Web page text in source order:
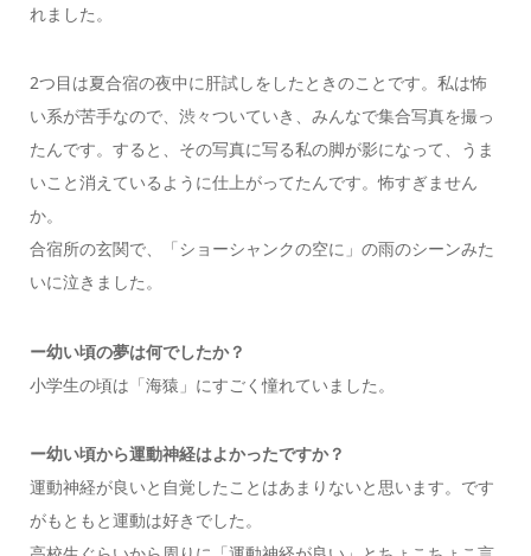
れました。
2つ目は夏合宿の夜中に肝試しをしたときのことです。私は怖
い系が苦手なので、渋々ついていき、みんなで集合写真を撮っ
たんです。すると、その写真に写る私の脚が影になって、うま
いこと消えているように仕上がってたんです。怖すぎません
か。
合宿所の玄関で、「ショーシャンクの空に」の雨のシーンみた
いに泣きました。
ー幼い頃の夢は何でしたか？
小学生の頃は「海猿」にすごく憧れていました。
ー幼い頃から運動神経はよかったですか？
運動神経が良いと自覚したことはあまりないと思います。です
がもともと運動は好きでした。